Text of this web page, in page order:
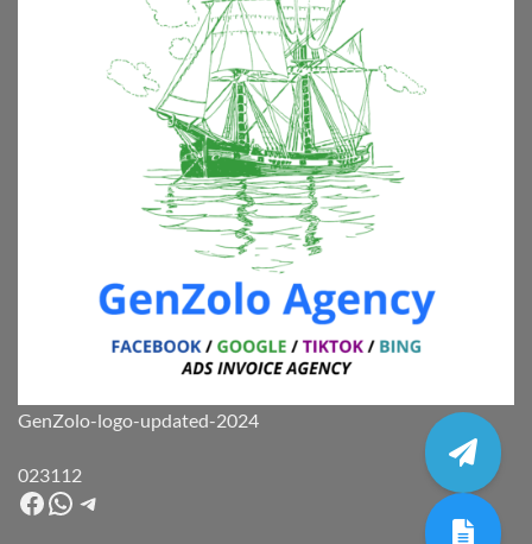
GenZolo-logo-updated-2024
023112
Facebook WhatsApp Telegram